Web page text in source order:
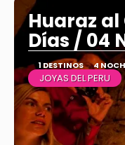
Huaraz
Días / 04
1 DESTINOS 4
JOYAS DEL PERU